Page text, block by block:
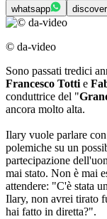
whatsapp discover
© da-video
Sono passati tredici
Francesco Totti e
conduttrice del "
ancora molto alta.
Ilary vuole parlare
polemiche su un
partecipazione
mai stato. Non è mai
attendere: "C'è stata
Ilary, non avrei tirato
hai fatto in diretta?".